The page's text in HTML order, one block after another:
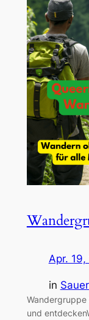
Apr.
in
Wandergruppe
und